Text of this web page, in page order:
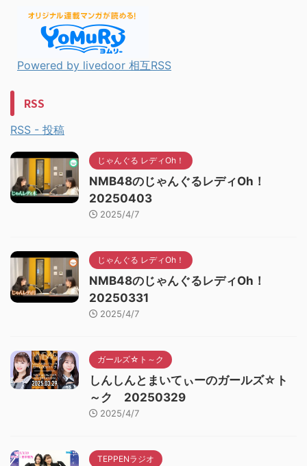
Powered by livedoor 相互RSS
RSS
RSS - 投稿
じゃんぐる レディOh！
NMB48のじゃんぐるレディOh！
20250403
2025/4/7
じゃんぐる レディOh！
NMB48のじゃんぐるレディOh！
20250331
2025/4/7
ガールズ☆ト～ク
しんしんとまいてぃーのガールズ☆ト
～ク 20250329
2025/4/7
TEPPENラジオ